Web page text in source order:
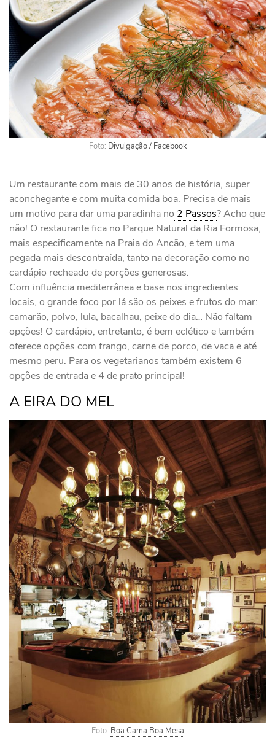
Foto: Divulgação / Facebook
Um restaurante com mais de 30 anos de história, super
aconchegante e com muita comida boa. Precisa de mais
um motivo para dar uma paradinha no 2 Passos? Acho que
não! O restaurante fica no Parque Natural da Ria Formosa,
mais especificamente na Praia do Ancão, e tem uma
pegada mais descontraída, tanto na decoração como no
cardápio recheado de porções generosas.
Com influência mediterrânea e base nos ingredientes
locais, o grande foco por lá são os peixes e frutos do mar:
camarão, polvo, lula, bacalhau, peixe do dia… Não faltam
opções! O cardápio, entretanto, é bem eclético e também
oferece opções com frango, carne de porco, de vaca e até
mesmo peru. Para os vegetarianos também existem 6
opções de entrada e 4 de prato principal!
A EIRA DO MEL
Foto: Boa Cama Boa Mesa